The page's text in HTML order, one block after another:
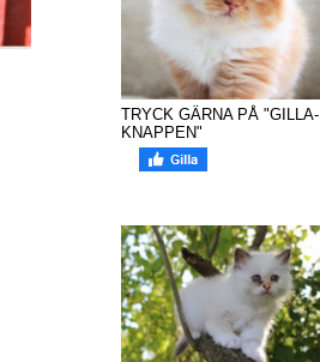
TRYCK GÄRNA PÅ "GILLA-
KNAPPEN"